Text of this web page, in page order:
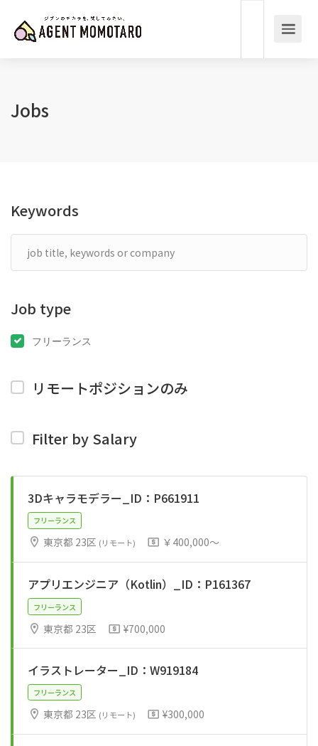
Jobs
Keywords
Job type
フリーランス
リモートポジションのみ
Filter by Salary
3Dキャラモデラー_ID：P661911
フリーランス
東京都 23区 (リモート) ￥400,000～
アプリエンジニア（Kotlin）_ID：P161367
フリーランス
東京都 23区 ¥700,000
イラストレーター_ID：W919184
東京都 23区 (リモート) ¥300,000